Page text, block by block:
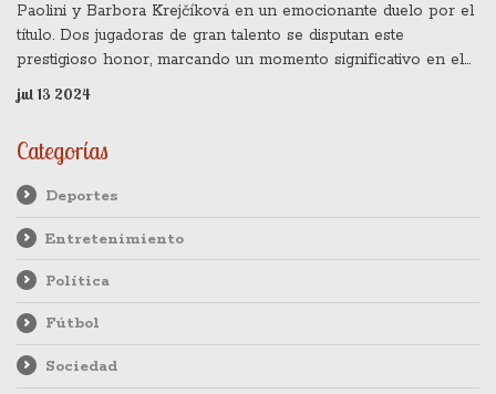
Paolini y Barbora Krejčíková en un emocionante duelo por el
título. Dos jugadoras de gran talento se disputan este
prestigioso honor, marcando un momento significativo en el
mundo del tenis.
jul 13 2024
Categorías
Deportes
Entretenimiento
Política
Fútbol
Sociedad